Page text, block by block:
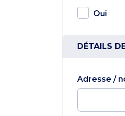
Oui
DÉTAILS
Adresse /